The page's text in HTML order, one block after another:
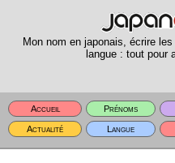
Mon nom en japonais, écrire
langue : tout pour
Accueil Prénoms
Actualité
Langue